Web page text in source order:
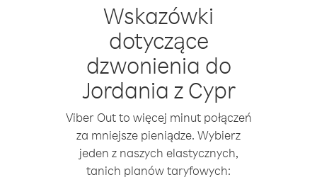
Wskazówki
dotyczące
dzwonienia do
Jordania z Cypr
Viber Out to więcej minut połączeń
za mniejsze pieniądze. Wybierz
jeden z naszych elastycznych,
tanich planów taryfowych: